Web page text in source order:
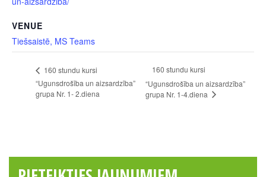
VENUE
Tiešsaistē, MS Teams
160 stundu kursi
“Ugunsdrošība un aizsardzība”
grupa Nr. 1- 2.diena
160 stundu kursi
“Ugunsdrošība un aizsardzība”
grupa Nr. 1-4.diena